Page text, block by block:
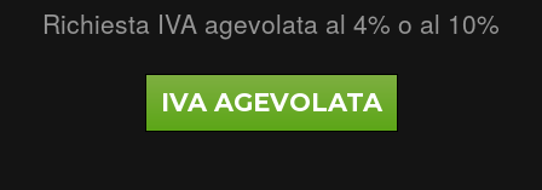
Richiesta IVA agevolata al 4% o al 10%
IVA AGEVOLATA